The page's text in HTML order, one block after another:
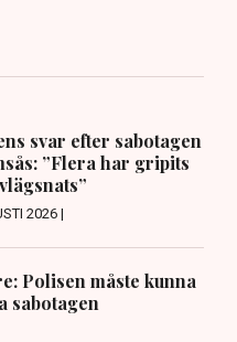
svar efter sabotagen
”Flera har gripits
2026 |
Polisen måste kunna
sabotagen